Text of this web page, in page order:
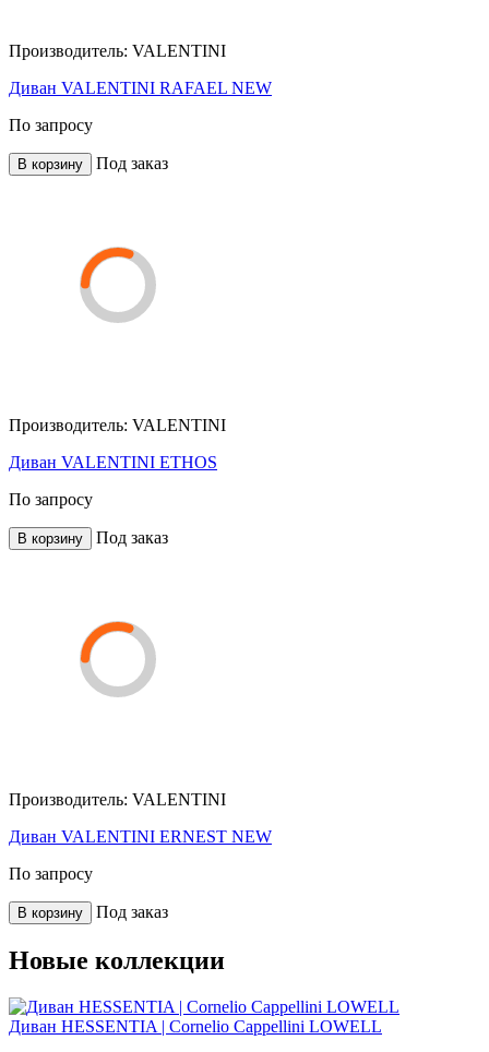
Производитель: VALENTINI
Диван VALENTINI RAFAEL NEW
По запросу
В корзину Под заказ
Производитель: VALENTINI
Диван VALENTINI ETHOS
По запросу
В корзину Под заказ
Производитель: VALENTINI
Диван VALENTINI ERNEST NEW
По запросу
В корзину Под заказ
Новые коллекции
Диван HESSENTIA | Cornelio Cappellini LOWELL